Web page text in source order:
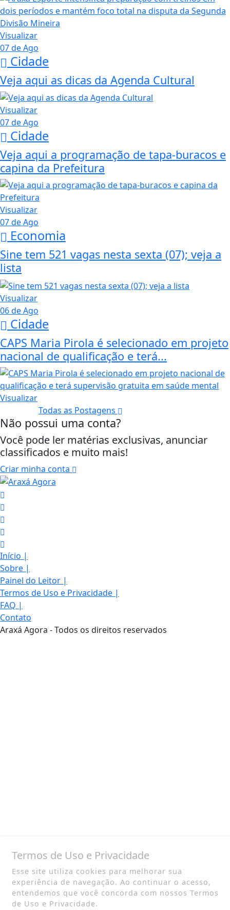
Visualizar
07 de Ago
Cidade
Veja aqui as dicas da Agenda Cultural
Visualizar
07 de Ago
Cidade
Veja aqui a programação de tapa-buracos e
capina da Prefeitura
Visualizar
07 de Ago
Economia
Sine tem 521 vagas nesta sexta (07); veja a
lista
Visualizar
06 de Ago
Cidade
CAPS Maria Pirola é selecionado em projeto
nacional de qualificação e terá...
Visualizar
Todas as Postagens
Não possui uma conta?
Você pode ler matérias exclusivas, anunciar
classificados e muito mais!
Criar minha conta
Início |
Sobre |
Painel do Leitor |
Termos de Uso e Privacidade |
FAQ |
Contato
Araxá Agora - Todos os direitos reservados
Termos de Uso e Privacidade
Esse site utiliza cookies para melhorar sua
experiência de navegação. Ao continuar o acesso,
entendemos que você concorda com nossos Termos
de Uso e Privacidade.